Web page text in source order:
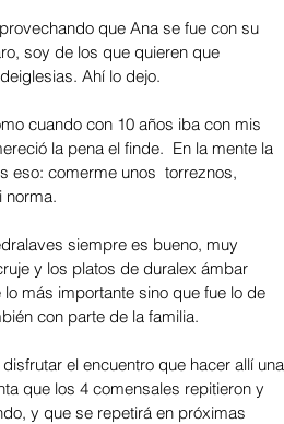
que Ana se fue con su
soy de los que quieren que
Ahí lo dejo.
la pena el finde.  En la mente la
eso: comerme unos  torreznos,
norma.
siempre es bueno, muy
y los platos de duralex ámbar
más importante sino que fue lo de
con parte de la familia.
el encuentro que hacer allí una
que los 4 comensales repitieron y
y que se repetirá en próximas